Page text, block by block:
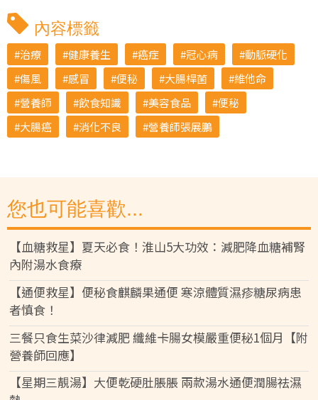
內容標籤
治療 健康養生 癌症 冠心病
動脈硬化
傷風
感冒 便秘 大腸桿菌
維他命
營養師
飲食知識 美容食品
便秘
大腸癌
消化不良 營養師張展鵬
您也可能喜歡...
【血糖救星】夏天必食！淮山5大功效：減肥降血糖補腎
內附湯水食療
【通便救星】便秘食麒麟果通便 寒涼體質濕疹糖尿病患
者慎食！
三餐只食生菜沙律減肥 纖維卡腸女模嚴重便秘1個月【附
營養師回應】
【星期三靚湯】大便乾硬肚脹脹 兩款湯水通便潤腸祛濕